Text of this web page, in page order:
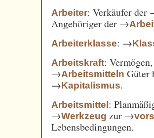
Arbeiter: Verkäufer der
Angehöriger der →
Arbeiterklasse: →
Arbeitskraft:
→Arbeitsmitteln Güter
→Kapitalismus.
Arbeitsmittel:
→Werkzeug zur →
Lebensbedingungen.